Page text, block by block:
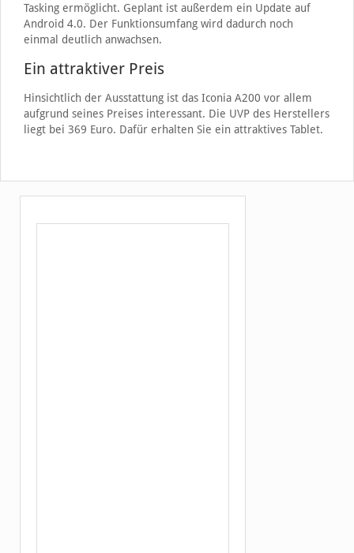
Tasking ermöglicht. Geplant ist außerdem ein Update auf
Android 4.0. Der Funktionsumfang wird dadurch noch
einmal deutlich anwachsen.
Ein attraktiver Preis
Hinsichtlich der Ausstattung ist das Iconia A200 vor allem
aufgrund seines Preises interessant. Die UVP des Herstellers
liegt bei 369 Euro. Dafür erhalten Sie ein attraktives Tablet.